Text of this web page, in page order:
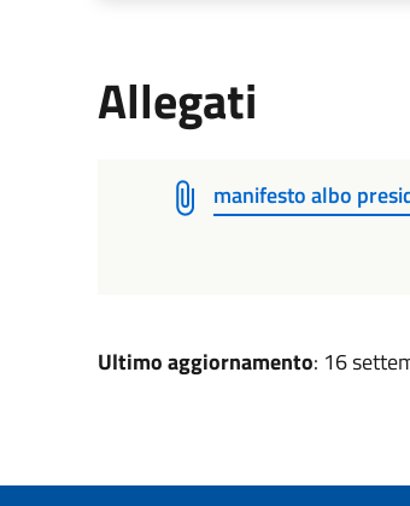
Allegati
manifesto albo
Ultimo aggiornamento: 16